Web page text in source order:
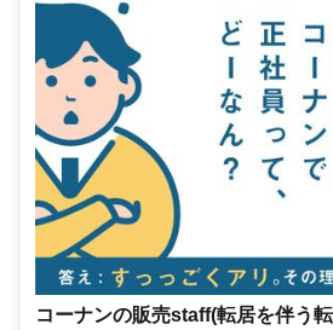
コーナンの販売staff(転居を伴う